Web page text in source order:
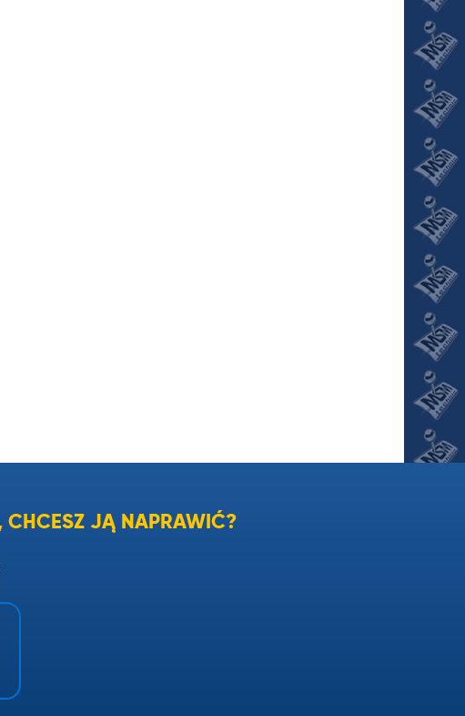
CHCESZ JĄ NAPRAWIĆ?